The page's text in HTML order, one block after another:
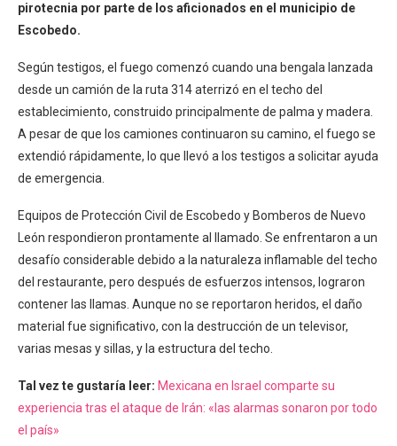
pirotecnia por parte de los aficionados en el municipio de
Escobedo.
Según testigos, el fuego comenzó cuando una bengala lanzada
desde un camión de la ruta 314 aterrizó en el techo del
establecimiento, construido principalmente de palma y madera.
A pesar de que los camiones continuaron su camino, el fuego se
extendió rápidamente, lo que llevó a los testigos a solicitar ayuda
de emergencia.
Equipos de Protección Civil de Escobedo y Bomberos de Nuevo
León respondieron prontamente al llamado. Se enfrentaron a un
desafío considerable debido a la naturaleza inflamable del techo
del restaurante, pero después de esfuerzos intensos, lograron
contener las llamas. Aunque no se reportaron heridos, el daño
material fue significativo, con la destrucción de un televisor,
varias mesas y sillas, y la estructura del techo.
Tal vez te gustaría leer: Mexicana en Israel comparte su
experiencia tras el ataque de Irán: «las alarmas sonaron por todo
el país»